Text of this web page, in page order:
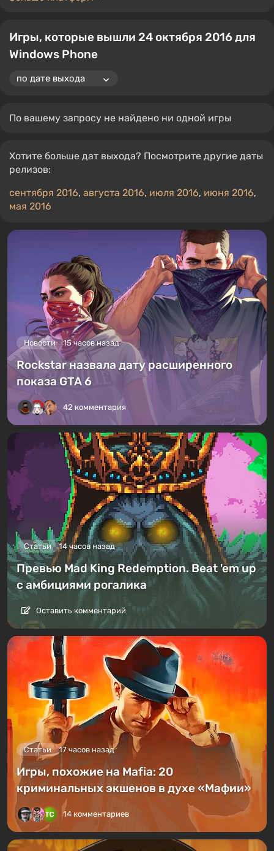
Игры, которые вышли 24 октября 2016 для
Windows Phone
По вашему запросу не найдено ни одной игры
Хотите больше дат выхода? Посмотрите другие даты
релизов:
сентября 2016, августа 2016, июля 2016, июня 2016,
мая 2016
Новости 15 часов назад
Rockstar назвала дату расширенного
показа GTA 6
42 комментария
Статьи 14 часов назад
Превью Mad King Redemption. Beat 'em up
с амбициями рогалика
Оставить комментарий
Статьи 17 часов назад
Игры, похожие на Mafia: 20
криминальных экшенов в духе «Мафии»
14 комментариев